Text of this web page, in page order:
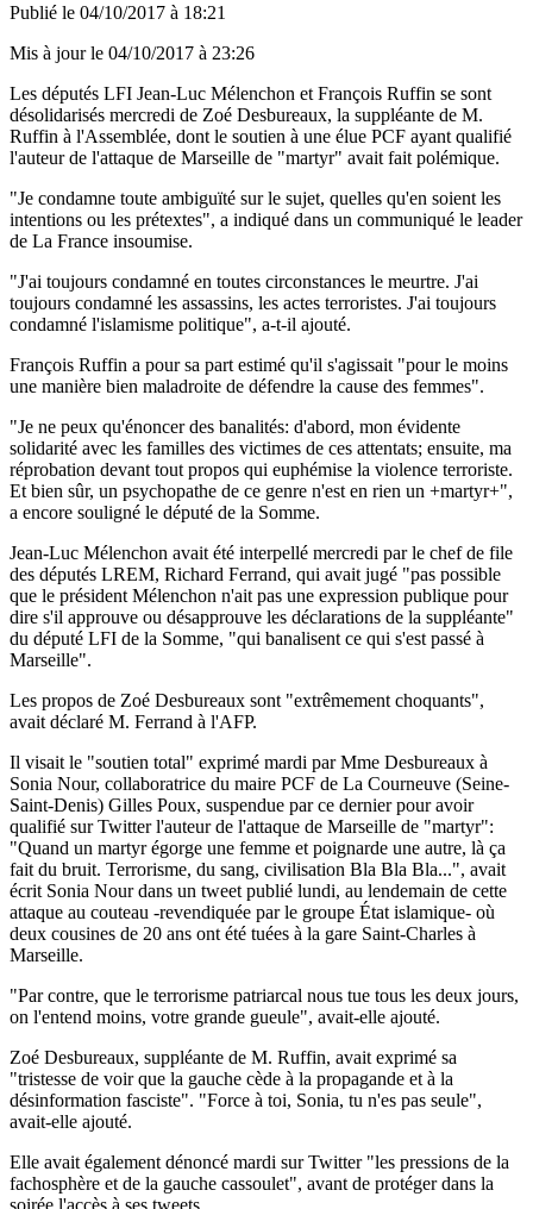
Publié le 04/10/2017 à 18:21
Mis à jour le 04/10/2017 à 23:26
Les députés LFI Jean-Luc Mélenchon et François Ruffin se sont
désolidarisés mercredi de Zoé Desbureaux, la suppléante de M.
Ruffin à l'Assemblée, dont le soutien à une élue PCF ayant qualifié
l'auteur de l'attaque de Marseille de "martyr" avait fait polémique.
"Je condamne toute ambiguïté sur le sujet, quelles qu'en soient les
intentions ou les prétextes", a indiqué dans un communiqué le leader
de La France insoumise.
"J'ai toujours condamné en toutes circonstances le meurtre. J'ai
toujours condamné les assassins, les actes terroristes. J'ai toujours
condamné l'islamisme politique", a-t-il ajouté.
François Ruffin a pour sa part estimé qu'il s'agissait "pour le moins
une manière bien maladroite de défendre la cause des femmes".
"Je ne peux qu'énoncer des banalités: d'abord, mon évidente
solidarité avec les familles des victimes de ces attentats; ensuite, ma
réprobation devant tout propos qui euphémise la violence terroriste.
Et bien sûr, un psychopathe de ce genre n'est en rien un +martyr+",
a encore souligné le député de la Somme.
Jean-Luc Mélenchon avait été interpellé mercredi par le chef de file
des députés LREM, Richard Ferrand, qui avait jugé "pas possible
que le président Mélenchon n'ait pas une expression publique pour
dire s'il approuve ou désapprouve les déclarations de la suppléante"
du député LFI de la Somme, "qui banalisent ce qui s'est passé à
Marseille".
Les propos de Zoé Desbureaux sont "extrêmement choquants",
avait déclaré M. Ferrand à l'AFP.
Il visait le "soutien total" exprimé mardi par Mme Desbureaux à
Sonia Nour, collaboratrice du maire PCF de La Courneuve (Seine-
Saint-Denis) Gilles Poux, suspendue par ce dernier pour avoir
qualifié sur Twitter l'auteur de l'attaque de Marseille de "martyr":
"Quand un martyr égorge une femme et poignarde une autre, là ça
fait du bruit. Terrorisme, du sang, civilisation Bla Bla Bla...", avait
écrit Sonia Nour dans un tweet publié lundi, au lendemain de cette
attaque au couteau -revendiquée par le groupe État islamique- où
deux cousines de 20 ans ont été tuées à la gare Saint-Charles à
Marseille.
"Par contre, que le terrorisme patriarcal nous tue tous les deux jours,
on l'entend moins, votre grande gueule", avait-elle ajouté.
Zoé Desbureaux, suppléante de M. Ruffin, avait exprimé sa
"tristesse de voir que la gauche cède à la propagande et à la
désinformation fasciste". "Force à toi, Sonia, tu n'es pas seule",
avait-elle ajouté.
Elle avait également dénoncé mardi sur Twitter "les pressions de la
fachosphère et de la gauche cassoulet", avant de protéger dans la
soirée l'accès à ses tweets.